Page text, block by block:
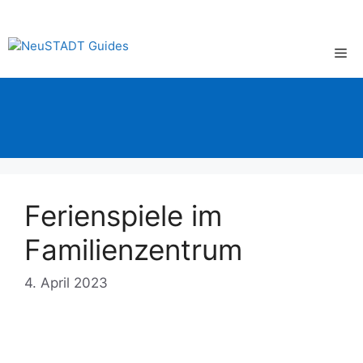
springen
Ferienspiele im
Familienzentrum
4. April 2023